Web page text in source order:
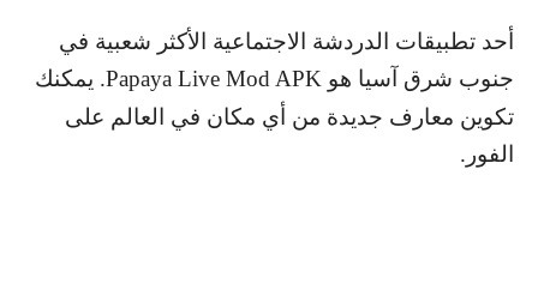
أحد تطبيقات الدردشة الاجتماعية الأكثر شعبية في
جنوب شرق آسيا هو Papaya Live Mod APK. يمكنك
تكوين معارف جديدة من أي مكان في العالم على
الفور.